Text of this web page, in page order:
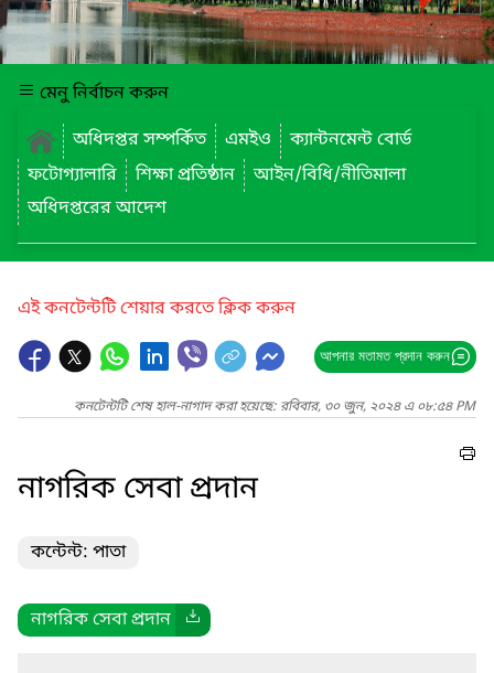
মেনু নির্বাচন করুন
অধিদপ্তর সম্পর্কিত
এমইও
ক্যান্টনমেন্ট বোর্ড
ফটোগ্যালারি
শিক্ষা প্রতিষ্ঠান
আইন/বিধি/নীতিমালা
অধিদপ্তরের আদেশ
এই কনটেন্টটি শেয়ার করতে ক্লিক করুন
আপনার মতামত প্রদান করুন
কনটেন্টটি শেষ হাল-নাগাদ করা হয়েছে: রবিবার, ৩০ জুন, ২০২৪ এ ০৮:৫৪ PM
নাগরিক সেবা প্রদান
কন্টেন্ট: পাতা
নাগরিক সেবা প্রদান